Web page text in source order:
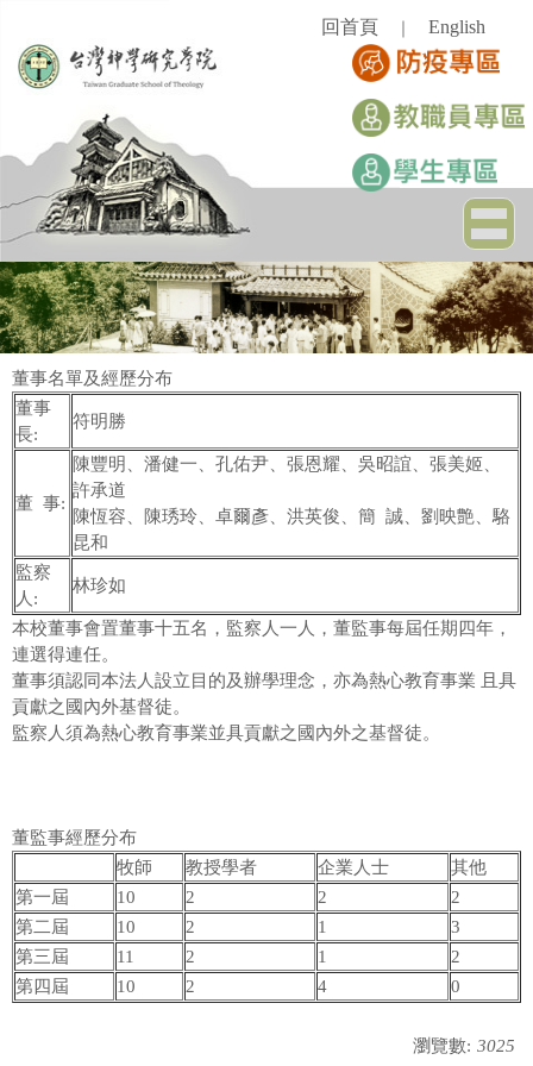
主
區
回首頁 English
董事名單及經歷分布
董事
長:
符明勝
董 事:
陳豐明、潘健一、孔佑尹、張恩耀、吳昭誼、張美姬、
許承道
陳恆容、陳琇玲、卓爾彥、洪英俊、簡 誠、劉映艶、駱
昆和
監察
人:
林珍如
本校董事會置董事十五名，監察人一人，董監事每屆任期四年，
連選得連任。
董事須認同本法人設立目的及辦學理念，亦為熱心教育事業 且具
貢獻之國內外基督徒。
監察人須為熱心教育事業並具貢獻之國內外之基督徒。
董監事經歷分布
牧師
教授學者 企業人士
其他
第一屆
10 2 2
2
第二屆
10 2 1
3
第三屆
11 2 1
2
第四屆
10 2 4 0
瀏覽數: 3025